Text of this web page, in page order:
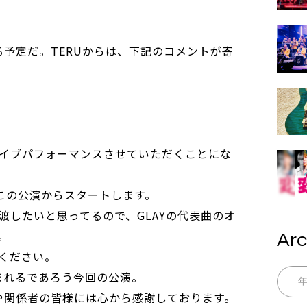
定だ。TERUからは、下記のコメントが寄
ブパフォーマンスさせていただくことにな
公演からスタートします。
したいと思ってるので、GLAYの代表曲のオ
ださい。
るであろう今回の公演。
係者の皆様には心から感謝しております。